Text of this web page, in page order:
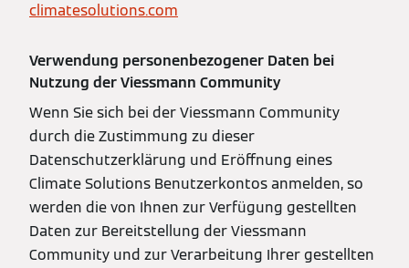
climatesolutions.com
Verwendung personenbezogener Daten bei
Nutzung der Viessmann Community
Wenn Sie sich bei der Viessmann Community
durch die Zustimmung zu dieser
Datenschutzerklärung und Eröffnung eines
Climate Solutions Benutzerkontos anmelden, so
werden die von Ihnen zur Verfügung gestellten
Daten zur Bereitstellung der Viessmann
Community und zur Verarbeitung Ihrer gestellten